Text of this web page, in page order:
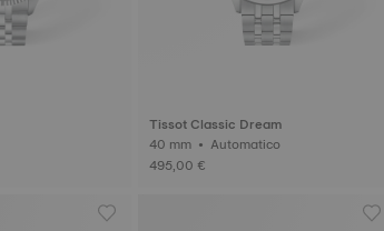
Tissot Classic Dream
40 mm • Automatico
495,00 €